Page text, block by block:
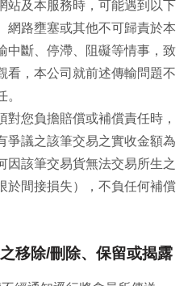
站及本服務時，可能遇到以下
網路壅塞或其他不可歸責於本
中斷、停滯、阻礙等情事，致
看，本公司就前述傳輸問題不
對您負擔賠償或補償責任時，
爭議之該筆交易之實收金額為
因該筆交易貨無法交易所生之
於間接損失），不負任何補償
移除/刪除、保留或揭露